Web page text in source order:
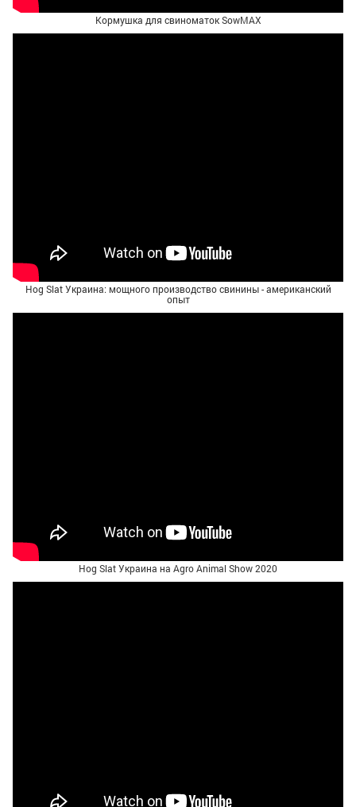
Кормушка для свиноматок SowMAX
Hog Slat Украина: мощного производство свинины - американский
опыт
Hog Slat Украина на Agro Animal Show 2020